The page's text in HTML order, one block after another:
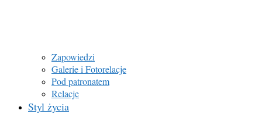
Zapowiedzi
Galerie i Fotorelacje
Pod patronatem
Relacje
Styl życia